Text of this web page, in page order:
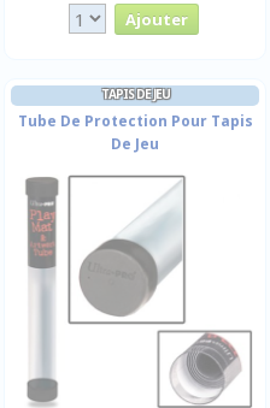
TAPIS DE JEU
Tube De Protection Pour Tapis
De Jeu